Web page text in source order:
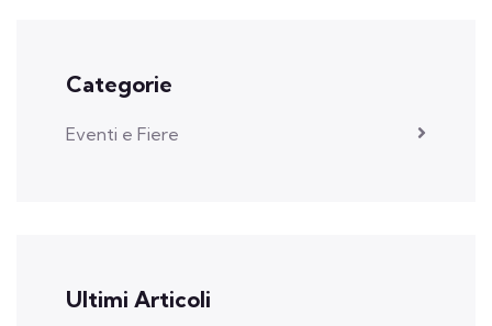
Categorie
Eventi e Fiere
Ultimi Articoli